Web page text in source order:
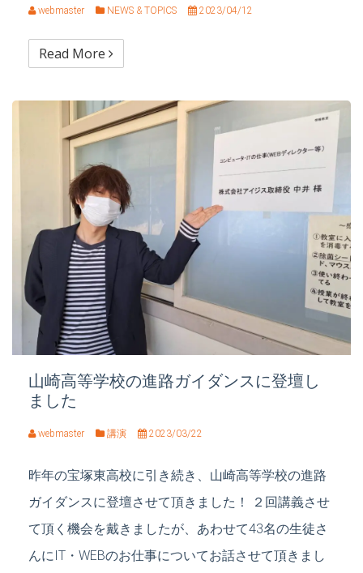
webmaster NEWS & TOPICS 2023/04/12
Read More
山崎高等学校の進路ガイダンスに登壇し
ました
webmaster 講演 2023/03/22
昨年の宝塚東高校に引き続き、山崎高等学校の進路
ガイダンスに登壇させて頂きました！ ２回講義させ
て頂く機会を戴きましたが、あわせて43名の生徒さ
んにIT・WEBのお仕事についてお話させて頂きまし